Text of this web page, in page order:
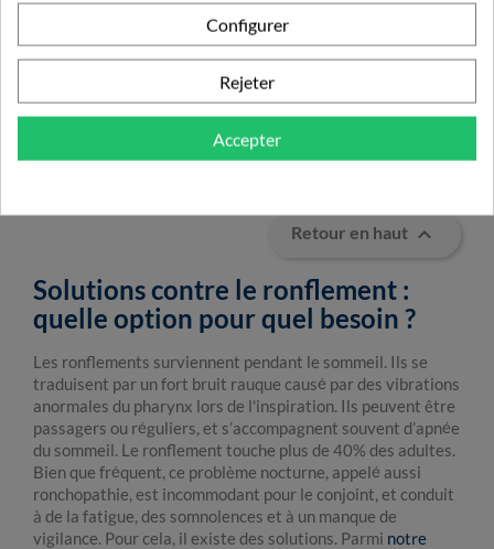
Ronflement Douce
Nuit
7,45 €
Retour en haut 
Solutions contre le ronflement :
quelle option pour quel besoin ?
Les ronflements surviennent pendant le sommeil. Ils se
traduisent par un fort bruit rauque causé par des vibrations
anormales du pharynx lors de l'inspiration. Ils peuvent être
passagers ou réguliers, et s’accompagnent souvent d’apnée
du sommeil. Le ronflement touche plus de 40% des adultes.
Bien que fréquent, ce problème nocturne, appelé aussi
ronchopathie, est incommodant pour le conjoint, et conduit
à de la fatigue, des somnolences et à un manque de
vigilance. Pour cela, il existe des solutions. Parmi notre
Configurer
Rejeter
Accepter